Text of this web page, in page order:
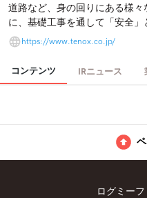
道路など、身の回りにある様
に、基礎工事を通して「安全」
https://www.tenox.co.jp/
コンテンツ IRニュース
ログミー